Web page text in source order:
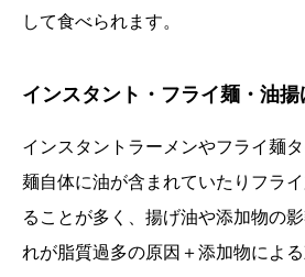
して食べられます。
インスタント・フライ麺・油
インスタントラーメンやフライ麺タ
麺自体に油が含まれていたりフラ
ることが多く、揚げ油や添加物の
れが脂質過多の原因＋添加物によ